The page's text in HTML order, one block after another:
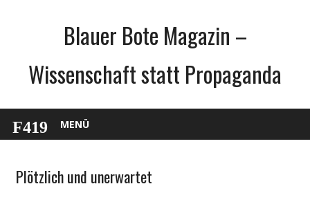
Blauer Bote Magazin –
Wissenschaft statt Propaganda
MENÜ
Gesellschaft
Plötzlich und unerwartet